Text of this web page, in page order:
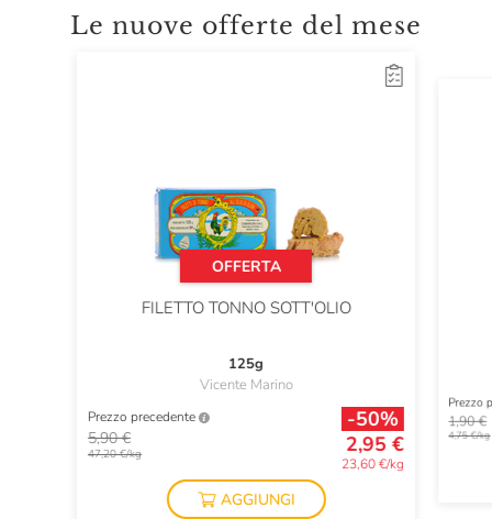
Le nuove offerte del mese
OFFERTA
FILETTO TONNO SOTT'OLIO
125g
Vicente Marino
Prezzo precedente
5,90 €
47,20 €/kg
-50%
2,95 €
23,60 €/kg
AGGIUNGI
Prezzo
1,90 €
4,75 €/kg